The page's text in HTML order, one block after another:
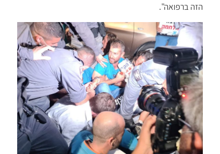
הזה ברפואה".